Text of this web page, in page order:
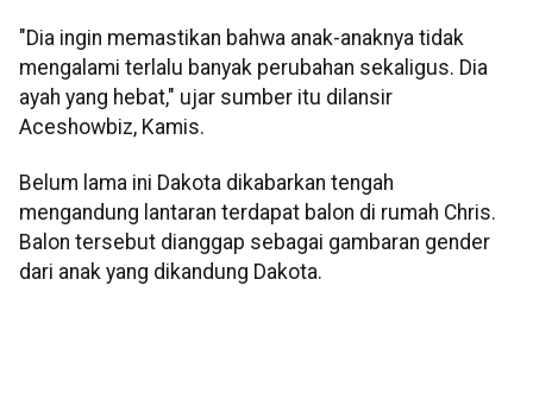
"Dia ingin memastikan bahwa anak-anaknya tidak
mengalami terlalu banyak perubahan sekaligus. Dia
ayah yang hebat," ujar sumber itu dilansir
Aceshowbiz, Kamis.
Belum lama ini Dakota dikabarkan tengah
mengandung lantaran terdapat balon di rumah Chris.
Balon tersebut dianggap sebagai gambaran gender
dari anak yang dikandung Dakota.